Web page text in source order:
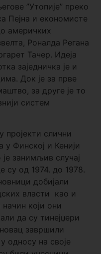
”Утопије” преко
Пејна и економисте
америчких
Роналда Регана
Тачер. Идеја
заједничка је и
Док је за прве
за друге је то
систем
пројекти слични
у Финској и Кенији
занимљив случај
су од 1974. до 1978.
добијали
власти као и
који они
да су тинејџери
завршили
односу на своје